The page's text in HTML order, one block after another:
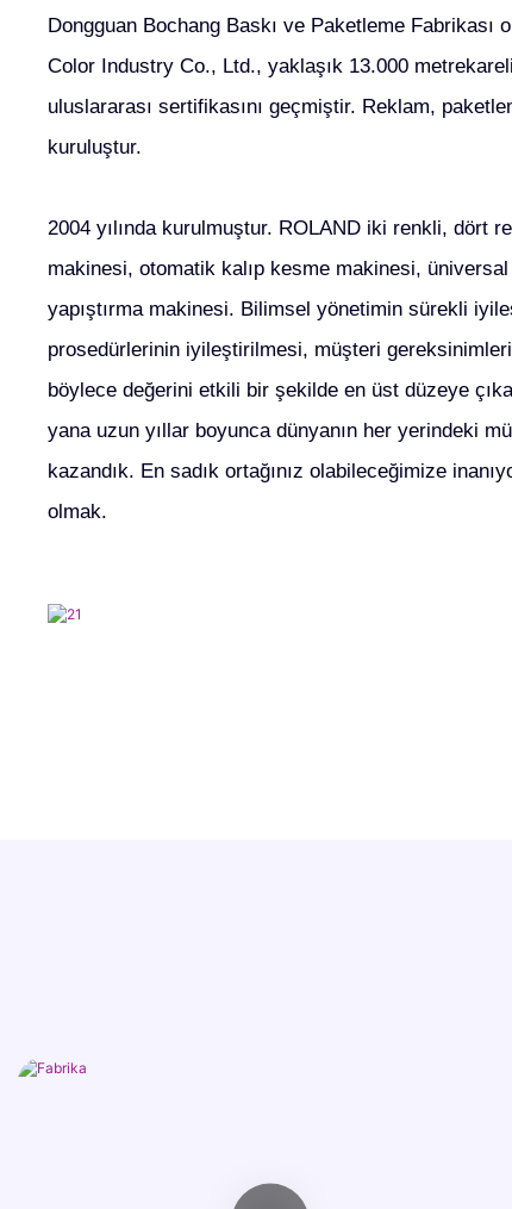
Dongguan Bochang Baskı ve Paketleme Fabrikası
Color Industry Co., Ltd., yaklaşık 13.000
uluslararası sertifikasını geçmiştir. Reklam,
kuruluştur.
2004 yılında kurulmuştur. ROLAND iki renkli, dört
makinesi, otomatik kalıp kesme makinesi,
yapıştırma makinesi. Bilimsel yönetimin sürekli
prosedürlerinin iyileştirilmesi, müşteri
böylece değerini etkili bir şekilde en üst düzeye
yana uzun yıllar boyunca dünyanın her yerindeki
kazandık. En sadık ortağınız olabileceğimize
olmak.